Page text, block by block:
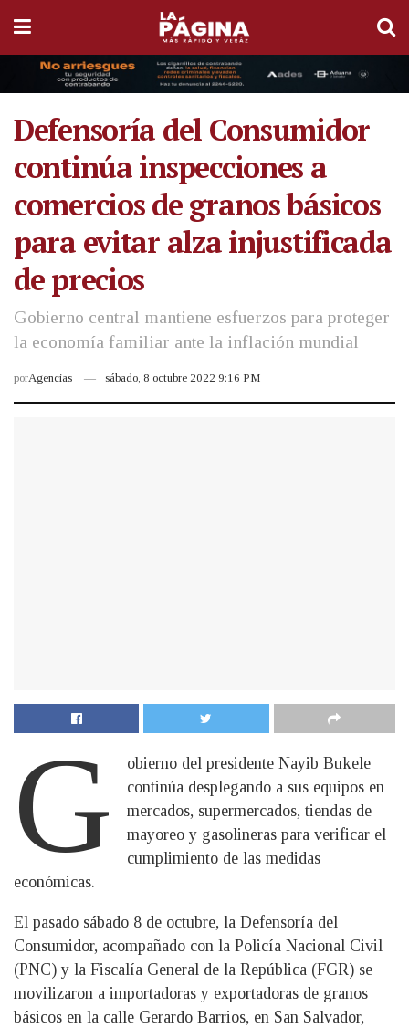
Defensoría del Consumidor
continúa inspecciones a
comercios de granos básicos
para evitar alza injustificada
de precios
Gobierno central mantiene esfuerzos para proteger
la economía familiar ante la inflación mundial
porAgencias sábado, 8 octubre 2022 9:16 PM
G
obierno del presidente Nayib Bukele
continúa desplegando a sus equipos en
mercados, supermercados, tiendas de
mayoreo y gasolineras para verificar el
cumplimiento de las medidas
económicas.
El pasado sábado 8 de octubre, la Defensoría del
Consumidor, acompañado con la Policía Nacional Civil
(PNC) y la Fiscalía General de la República (FGR) se
movilizaron a importadoras y exportadoras de granos
básicos en la calle Gerardo Barrios, en San Salvador,